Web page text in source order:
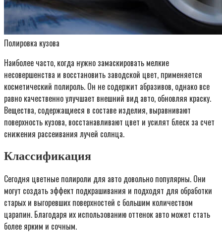
Полировка кузова
Наиболее часто, когда нужно замаскировать мелкие
несовершенства и восстановить заводской цвет, применяется
косметический полироль. Он не содержит абразивов, однако все
равно качественно улучшает внешний вид авто, обновляя краску.
Вещества, содержащиеся в составе изделия, выравнивают
поверхность кузова, восстанавливают цвет и усилят блеск за счет
снижения рассеивания лучей солнца.
Классификация
Сегодня цветные полироли для авто довольно популярны. Они
могут создать эффект подкрашивания и подходят для обработки
старых и выгоревших поверхностей с большим количеством
царапин. Благодаря их использованию оттенок авто может стать
более ярким и сочным.